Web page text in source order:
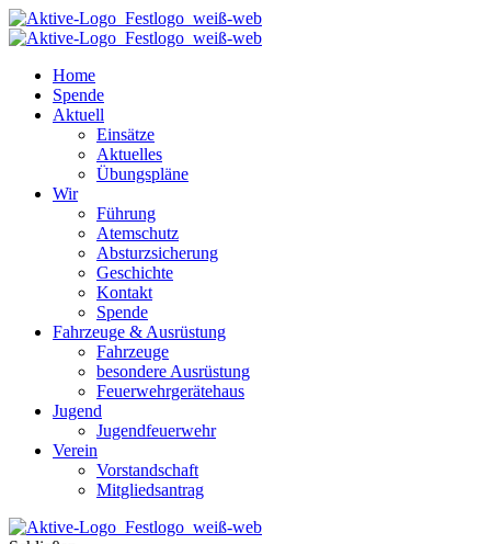
Home
Spende
Aktuell
Einsätze
Aktuelles
Übungspläne
Wir
Führung
Atemschutz
Absturzsicherung
Geschichte
Kontakt
Spende
Fahrzeuge & Ausrüstung
Fahrzeuge
besondere Ausrüstung
Feuerwehrgerätehaus
Jugend
Jugendfeuerwehr
Verein
Vorstandschaft
Mitgliedsantrag